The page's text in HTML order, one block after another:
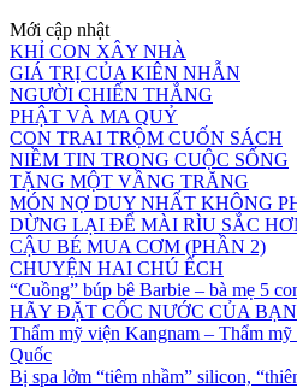
Mới cập nhật
KHỈ CON XÂY NHÀ
GIÁ TRỊ CỦA KIÊN NHẪN
NGƯỜI CHIẾN THẮNG
PHẬT VÀ MA QUỶ
CON TRAI TRỘM CUỐN SÁCH
NIỀM TIN TRONG CUỘC SỐNG
TẶNG MỘT VẦNG TRĂNG
MÓN NỢ DUY NHẤT KHÔNG
DỪNG LẠI ĐỂ MÀI RÌU SẮC
CẬU BÉ MUA CƠM (PHẦN 2)
CHUYỆN HAI CHÚ ẾCH
“Cuồng” búp bê Barbie – bà mẹ 5
HÃY ĐẶT CỐC NƯỚC CỦA
Thẩm mỹ viện Kangnam – Thẩm
Quốc
Bị spa lởm “tiêm nhầm” silicon,